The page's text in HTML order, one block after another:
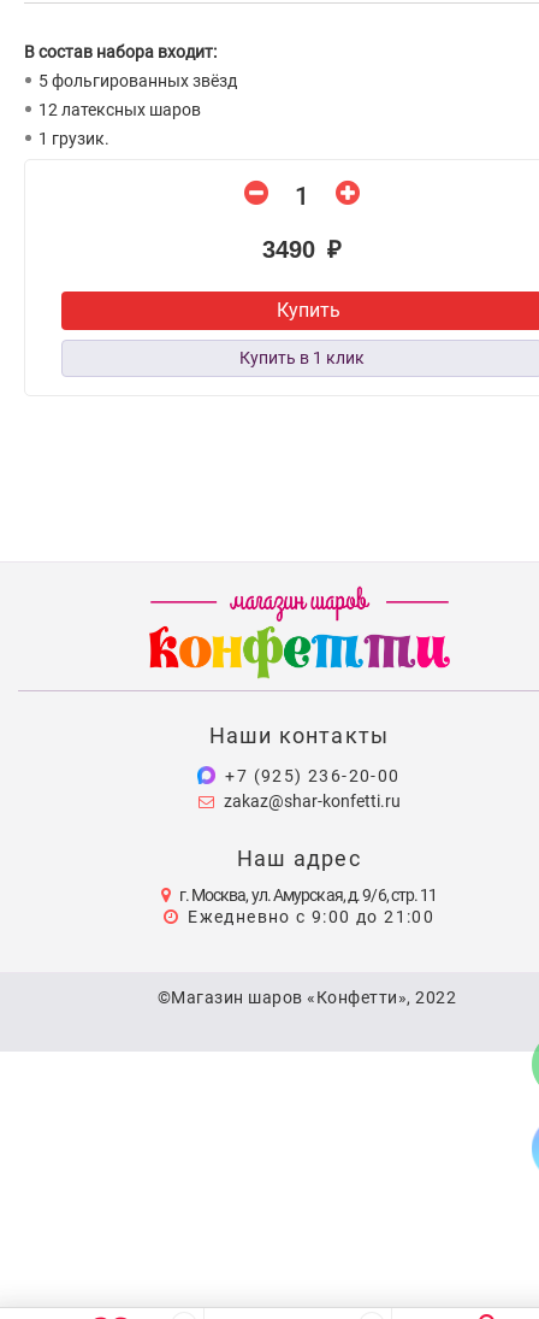
В состав набора входит:
5 фольгированных звёзд
12 латексных шаров
1 грузик.
3490 ₽
Купить
Наши контакты
+7 (925) 236-20-00
zakaz@shar-konfetti.ru
Наш адрес
г. Москва, ул. Амурская, д. 9/6, стр. 11
Ежедневно с 9:00 до 21:00
©Магазин шаров «Конфетти», 2022